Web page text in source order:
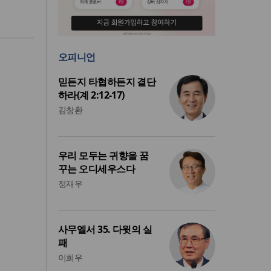
오피니언
믿든지 타협하든지 결단
하라(계 2:12-17)
김창환
우리 모두는 귀향을 꿈
꾸는 오디세우스다
정재우
사무엘서 35. 다윗의 실
패
이희우